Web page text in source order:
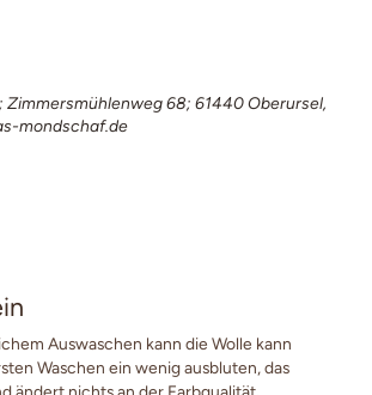
Zimmersmühlenweg 68; 61440 Oberursel,
mondschaf.de
Auswaschen kann die Wolle kann
Waschen ein wenig ausbluten, das
ändert nichts an der Farbqualität.